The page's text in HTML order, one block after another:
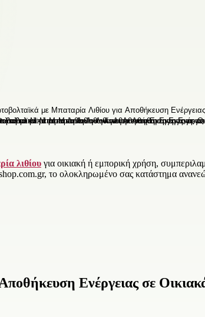
λιθίου για οικιακή ή εμπορική χρήση,
το ολοκληρωμένο σας κατάστημα
Ενέργειας σε